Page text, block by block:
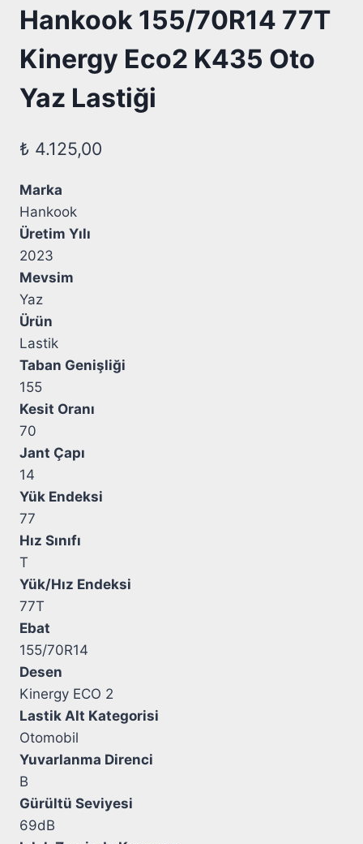
Hankook 155/70R14 77T
Kinergy Eco2 K435 Oto
Yaz Lastiği
₺ 4.125,00
Marka
Hankook
Üretim Yılı
2023
Mevsim
Yaz
Ürün
Lastik
Taban Genişliği
155
Kesit Oranı
70
Jant Çapı
14
Yük Endeksi
77
Hız Sınıfı
T
Yük/Hız Endeksi
77T
Ebat
155/70R14
Desen
Kinergy ECO 2
Lastik Alt Kategorisi
Otomobil
Yuvarlanma Direnci
B
Gürültü Seviyesi
69dB